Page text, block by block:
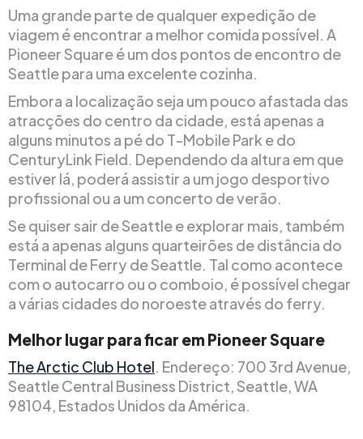
Uma grande parte de qualquer expedição de
viagem é encontrar a melhor comida possível. A
Pioneer Square é um dos pontos de encontro de
Seattle para uma excelente cozinha.
Embora a localização seja um pouco afastada das
atracções do centro da cidade, está apenas a
alguns minutos a pé do T-Mobile Park e do
CenturyLink Field. Dependendo da altura em que
estiver lá, poderá assistir a um jogo desportivo
profissional ou a um concerto de verão.
Se quiser sair de Seattle e explorar mais, também
está a apenas alguns quarteirões de distância do
Terminal de Ferry de Seattle. Tal como acontece
com o autocarro ou o comboio, é possível chegar
a várias cidades do noroeste através do ferry.
Melhor lugar para ficar em Pioneer Square
The Arctic Club Hotel. Endereço: 700 3rd Avenue,
Seattle Central Business District, Seattle, WA
98104, Estados Unidos da América.